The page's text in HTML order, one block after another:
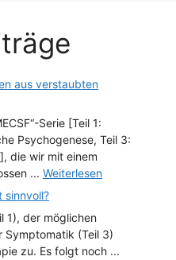
aus verstaubten
Serie [Teil 1:
Psychogenese, Teil 3:
die wir mit einem
... Weiterlesen
sinnvoll?
1), der möglichen
Symptomatik (Teil 3)
zu. Es folgt noch ...